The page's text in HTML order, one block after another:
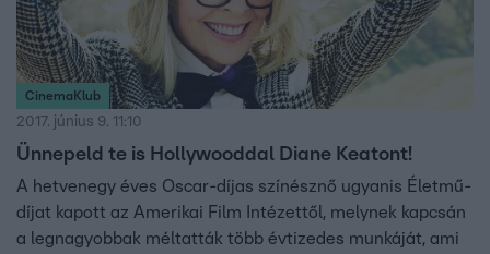
CinemaKlub
2017. június 9. 11:10
Ünnepeld te is Hollywooddal Diane Keatont!
A hetvenegy éves Oscar-díjas színésznő ugyanis Életmű-
díjat kapott az Amerikai Film Intézettől, melynek kapcsán
a legnagyobbak méltatták több évtizedes munkáját, ami